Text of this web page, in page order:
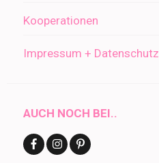
Kooperationen
Impressum + Datenschutz
AUCH NOCH BEI..